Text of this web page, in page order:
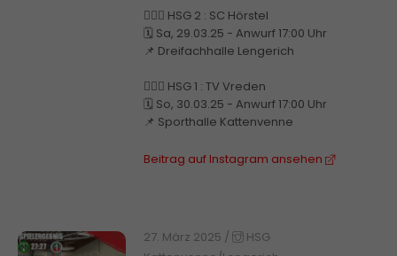
🤾🏼‍♂️ HSG 2 : SC Hörstel
🗓️ Sa, 29.03.25 - Anwurf 17:00 Uhr
📌 Dreifachhalle Lengerich
🤾🏼‍♂️ HSG 1 : TV Vreden
🗓️ So, 30.03.25 - Anwurf 17:00 Uhr
📌 Sporthalle Kattenvenne
Beitrag auf Instagram ansehen
27. März 2025 /
HSG